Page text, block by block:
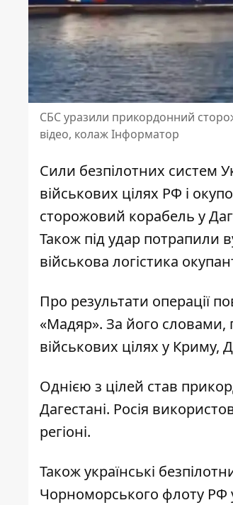
СБС уразили прикордонний
відео, колаж Інформатор
Сили безпілотних систем
військових цілях РФ і
сторожовий корабель у
Також під удар потрапили
військова логістика
Про результати операції
«Мадяр». За його словами,
військових цілях у Криму,
Однією з цілей став
Дагестані. Росія
регіоні.
Також українські
Чорноморського флоту РФ